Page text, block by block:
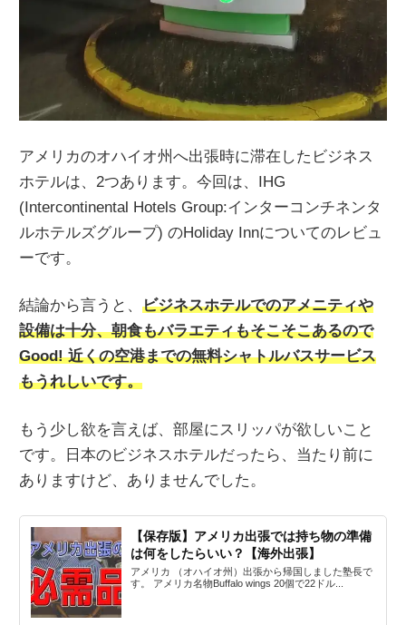
アメリカのオハイオ州へ出張時に滞在したビジネス
ホテルは、2つあります。今回は、IHG
(Intercontinental Hotels Group:インターコンチネンタ
ルホテルズグループ) のHoliday Innについてのレビュ
ーです。
結論から言うと、 ビジネスホテルでのアメニティや
設備は十分、朝食もバラエティもそこそこあるので
Good! 近くの空港までの無料シャトルバスサービス
もうれしいです。
もう少し欲を言えば、部屋にスリッパが欲しいこと
です。日本のビジネスホテルだったら、当たり前に
ありますけど、ありませんでした。
【保存版】アメリカ出張では持ち物の準備
は何をしたらいい？【海外出張】
アメリカ （オハイオ州）出張から帰国しました塾長で
す。 アメリカ名物Buffalo wings 20個で22ドル...